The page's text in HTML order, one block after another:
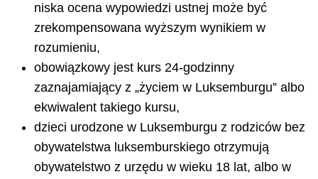
niska ocena wypowiedzi ustnej może być
zrekompensowana wyższym wynikiem w
rozumieniu,
obowiązkowy jest kurs 24-godzinny
zaznajamiający z „życiem w Luksemburgu” albo
ekwiwalent takiego kursu,
dzieci urodzone w Luksemburgu z rodziców bez
obywatelstwa luksemburskiego otrzymują
obywatelstwo z urzędu w wieku 18 lat, albo w